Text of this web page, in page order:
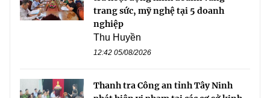
trang sức, mỹ nghệ tại 5 doanh
nghiệp
Thu Huyền
12:42 05/08/2026
Thanh tra Công an tỉnh Tây Ninh